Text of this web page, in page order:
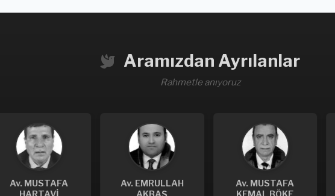
Aramızdan Ayrılanlar
Rahmetle anıyoruz
Av. MUSTAFA
Av. EMRULLAH
Av. MUSTAFA